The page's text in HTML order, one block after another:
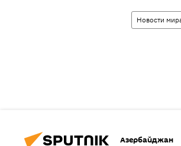
Новости
Азербайджан